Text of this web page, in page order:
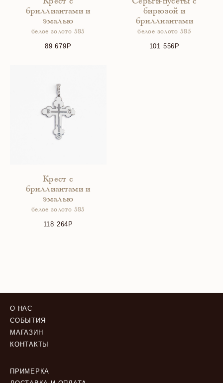
бриллиантами и
эмалью
белое золото 585
89 679
бирюзой и
бриллиантами
белое золото 585
101 556
Крест с
бриллиантами и
эмалью
белое золото 585
118 264
О НАС
СОБЫТИЯ
МАГАЗИН
КОНТАКТЫ
ПРИМЕРКА